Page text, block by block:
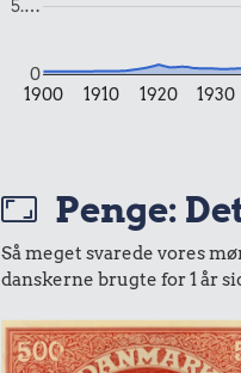
0,67 kr.
Syltede rødbeder
1900 1910 1920 1930
0
5.…
Penge:
Så meget svarede vores
danskerne brugte for 1 år